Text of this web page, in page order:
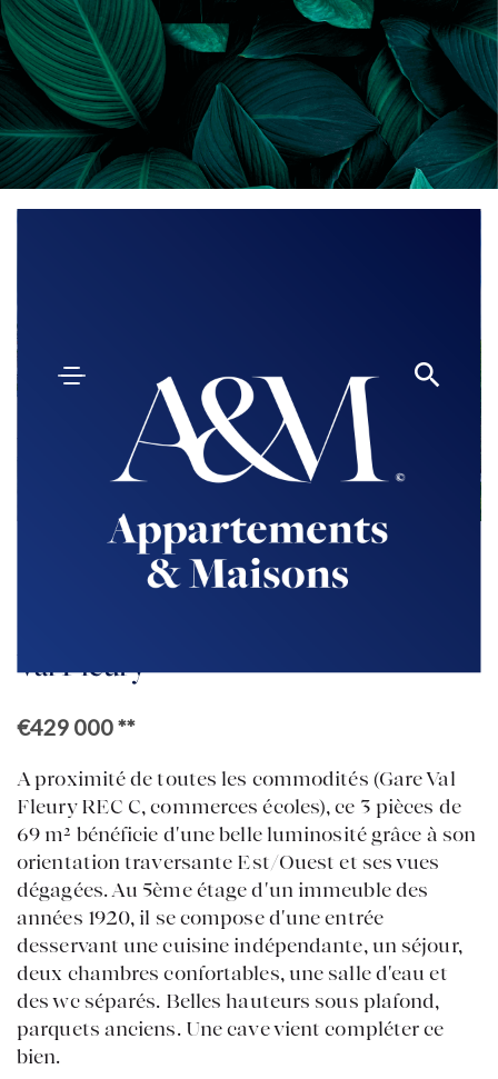
ACCUEIL
ACHETER
VENDRE
ESTIMER
BIENS VENDUS
LOUER
ÉQUIPE
ACTUALITÉS
AGENCES
mon compte EN
Retour à la liste
Val Fleury
€429 000**
A proximité de toutes les commodités (Gare Val
Fleury REC C, commerces écoles), ce 3 pièces de
69 m² bénéficie d'une belle luminosité grâce à son
orientation traversante Est/Ouest et ses vues
dégagées. Au 5ème étage d'un immeuble des
années 1920, il se compose d'une entrée
desservant une cuisine indépendante, un séjour,
deux chambres confortables, une salle d'eau et
des wc séparés. Belles hauteurs sous plafond,
parquets anciens. Une cave vient compléter ce
bien.